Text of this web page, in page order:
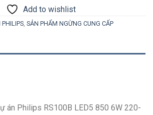
Add to wishlist
, SẢN PHẨM NGỪNG CUNG CẤP
án Philips RS100B LED5 850 6W 220-